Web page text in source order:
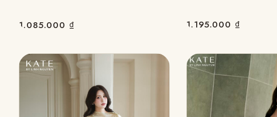
1.085.000 ₫ 1.195.000 ₫